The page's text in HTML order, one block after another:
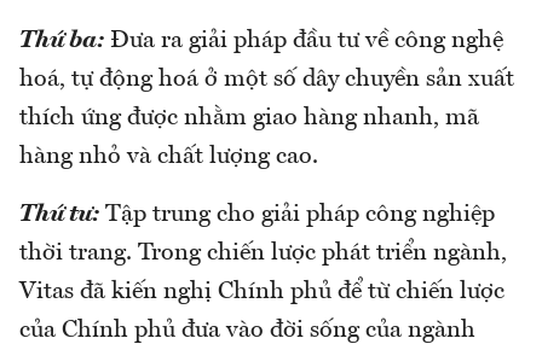
Thứ ba: Đưa ra giải pháp đầu tư về công nghệ
hoá, tự động hoá ở một số dây chuyền sản xuất
thích ứng được nhằm giao hàng nhanh, mã
hàng nhỏ và chất lượng cao.
Thứ tư: Tập trung cho giải pháp công nghiệp
thời trang. Trong chiến lược phát triển ngành,
Vitas đã kiến nghị Chính phủ để từ chiến lược
của Chính phủ đưa vào đời sống của ngành